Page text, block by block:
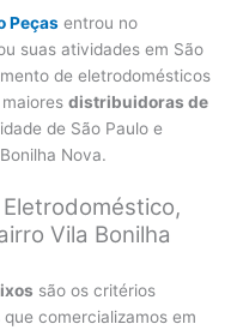
Peças entrou no
suas atividades em São
de eletrodomésticos
maioresdistribuidoras de
de São Paulo e
Nova.
Vila Bonilha
são os critérios
comercializamos em